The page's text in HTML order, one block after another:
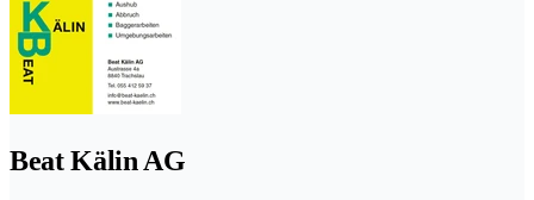
Beat Kälin AG